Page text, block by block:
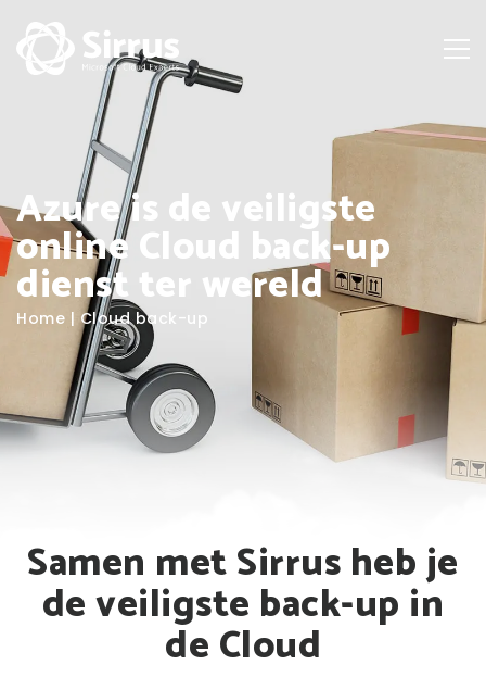
Azure is de veiligste
online Cloud back-up
dienst ter wereld
Home | Cloud back-up
Samen met Sirrus heb je
de veiligste back-up in
de Cloud